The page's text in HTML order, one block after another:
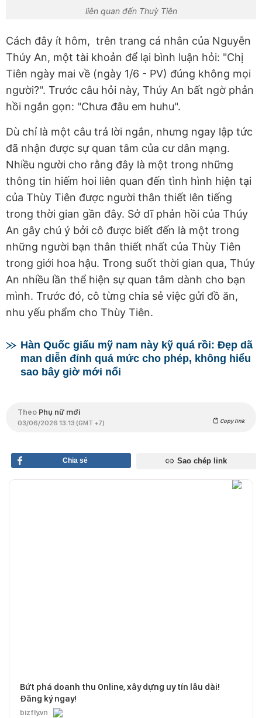
liên quan đến Thuỳ Tiên
Cách đây ít hôm, trên trang cá nhân của Nguyễn
Thúy An, một tài khoản để lại bình luận hỏi: "Chị
Tiên ngày mai về (ngày 1/6 - PV) đúng không mọi
người?". Trước câu hỏi này, Thúy An bất ngờ phản
hồi ngắn gọn: "Chưa đâu em huhu".
Dù chỉ là một câu trả lời ngắn, nhưng ngay lập tức
đã nhận được sự quan tâm của cư dân mạng.
Nhiều người cho rằng đây là một trong những
thông tin hiếm hoi liên quan đến tình hình hiện tại
của Thùy Tiên được người thân thiết lên tiếng
trong thời gian gần đây. Sở dĩ phản hồi của Thúy
An gây chú ý bởi cô được biết đến là một trong
những người bạn thân thiết nhất của Thùy Tiên
trong giới hoa hậu. Trong suốt thời gian qua, Thúy
An nhiều lần thể hiện sự quan tâm dành cho bạn
mình. Trước đó, cô từng chia sẻ việc gửi đồ ăn,
nhu yếu phẩm cho Thùy Tiên.
Hàn Quốc giấu mỹ nam này kỹ quá rồi: Đẹp dã
man diễn đỉnh quá mức cho phép, không hiểu
sao bây giờ mới nổi
Theo Phụ nữ mới
03/06/2026 13:13 (GMT +7) Copy link
Chia sẻ Sao chép link
Bứt phá doanh thu Online, xây dựng uy tín lâu dài!
Đăng ký ngay!
bizfly.vn